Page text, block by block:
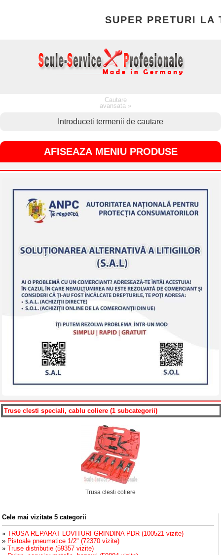
SUPER PRETURI
Cautare
avansata »
AFISEAZA MENIU PRODUSE
Truse clesti speciali, cablu coliere (1 subcategorii)
Trusa clesti coliere
Cele mai vizitate 5 categorii
»TRUSA REPARAT LOVITURI GRINDINA PDR (100521 vizite)
» Pistoale pneumatice 1/2" (72370 vizite)
»Truse distributie (59357 vizite)